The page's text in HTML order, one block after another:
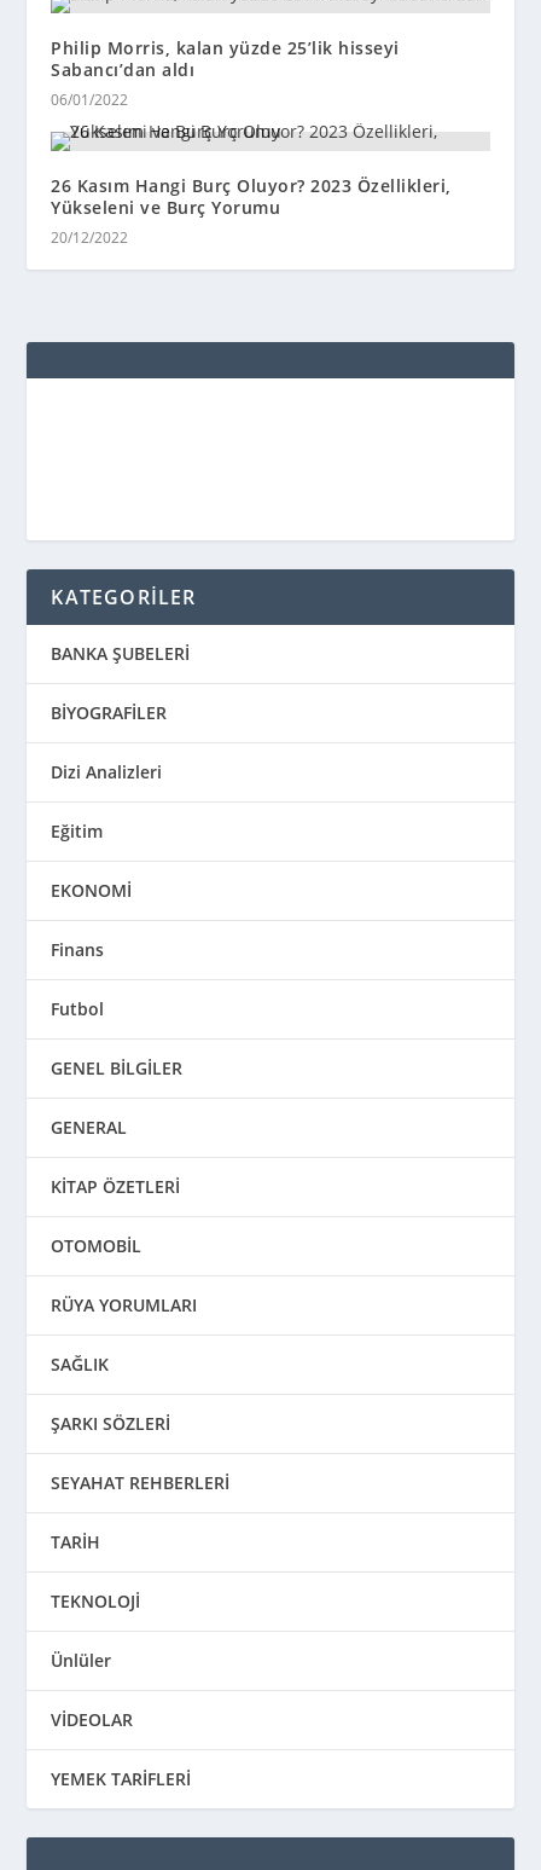
Philip Morris, kalan yüzde 25’lik hisseyi
Sabancı’dan aldı
06/01/2022
26 Kasım Hangi Burç Oluyor? 2023 Özellikleri,
Yükseleni ve Burç Yorumu
20/12/2022
KATEGORİLER
BANKA ŞUBELERİ
BİYOGRAFİLER
Dizi Analizleri
Eğitim
EKONOMİ
Finans
Futbol
GENEL BİLGİLER
GENERAL
KİTAP ÖZETLERİ
OTOMOBİL
RÜYA YORUMLARI
SAĞLIK
ŞARKI SÖZLERİ
SEYAHAT REHBERLERİ
TARİH
TEKNOLOJİ
Ünlüler
VİDEOLAR
YEMEK TARİFLERİ